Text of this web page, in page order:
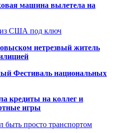
машина вылетела на
из США под ключ
нетрезвый житель
Фестиваль национальных
кредиты на коллег и
игры
быть просто транспортом